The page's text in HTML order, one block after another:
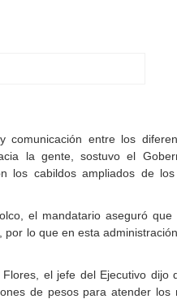
comunicación entre los
la gente, sostuvo el
los cabildos ampliados de
el mandatario aseguró
lo que en esta
el jefe del Ejecutivo dijo
de pesos para atender los